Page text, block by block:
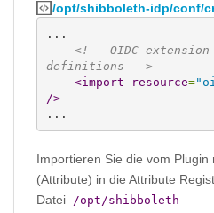
/opt/shibboleth-idp/conf/
...
<!-- OIDC
definitions -->
<import
resource=
/>
...
Importieren Sie die vom
(Attribute) in die Attribute
Datei /opt/shibboleth-